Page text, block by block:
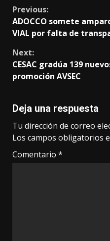
Continue
Reading
Previous:
ADOCCO somete
VIAL por falta de
Next:
CESAC gradúa 139
promoción AVSEC
Deja una respuesta
Tu dirección de correo
Los campos obligatorios
Comentario *